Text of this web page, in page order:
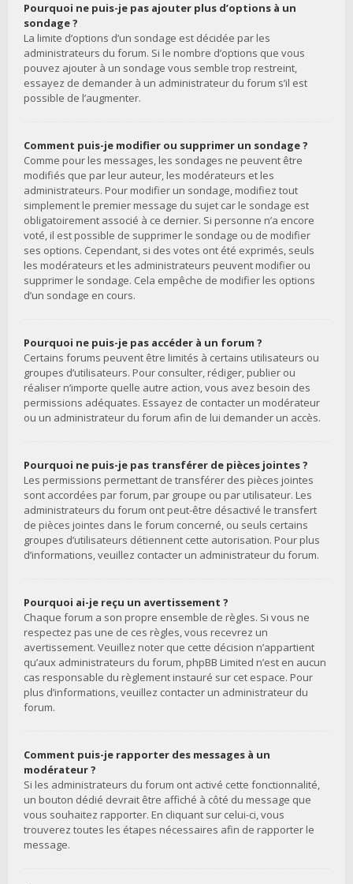
Pourquoi ne puis-je pas ajouter plus d’options à un
sondage ?
La limite d’options d’un sondage est décidée par les
administrateurs du forum. Si le nombre d’options que vous
pouvez ajouter à un sondage vous semble trop restreint,
essayez de demander à un administrateur du forum s’il est
possible de l’augmenter.
Comment puis-je modifier ou supprimer un sondage ?
Comme pour les messages, les sondages ne peuvent être
modifiés que par leur auteur, les modérateurs et les
administrateurs. Pour modifier un sondage, modifiez tout
simplement le premier message du sujet car le sondage est
obligatoirement associé à ce dernier. Si personne n’a encore
voté, il est possible de supprimer le sondage ou de modifier
ses options. Cependant, si des votes ont été exprimés, seuls
les modérateurs et les administrateurs peuvent modifier ou
supprimer le sondage. Cela empêche de modifier les options
d’un sondage en cours.
Pourquoi ne puis-je pas accéder à un forum ?
Certains forums peuvent être limités à certains utilisateurs ou
groupes d’utilisateurs. Pour consulter, rédiger, publier ou
réaliser n’importe quelle autre action, vous avez besoin des
permissions adéquates. Essayez de contacter un modérateur
ou un administrateur du forum afin de lui demander un accès.
Pourquoi ne puis-je pas transférer de pièces jointes ?
Les permissions permettant de transférer des pièces jointes
sont accordées par forum, par groupe ou par utilisateur. Les
administrateurs du forum ont peut-être désactivé le transfert
de pièces jointes dans le forum concerné, ou seuls certains
groupes d’utilisateurs détiennent cette autorisation. Pour plus
d’informations, veuillez contacter un administrateur du forum.
Pourquoi ai-je reçu un avertissement ?
Chaque forum a son propre ensemble de règles. Si vous ne
respectez pas une de ces règles, vous recevrez un
avertissement. Veuillez noter que cette décision n’appartient
qu’aux administrateurs du forum, phpBB Limited n’est en aucun
cas responsable du règlement instauré sur cet espace. Pour
plus d’informations, veuillez contacter un administrateur du
forum.
Comment puis-je rapporter des messages à un
modérateur ?
Si les administrateurs du forum ont activé cette fonctionnalité,
un bouton dédié devrait être affiché à côté du message que
vous souhaitez rapporter. En cliquant sur celui-ci, vous
trouverez toutes les étapes nécessaires afin de rapporter le
message.